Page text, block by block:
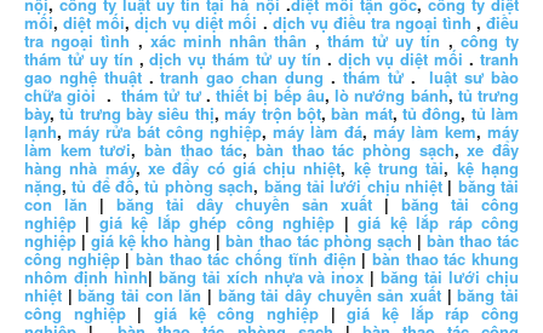
nội,công ty luật uy tín tại hà nội .diệt mối tận gốc, công ty diệt
mối,diệt mối,dịch vụ diệt mối . dịch vụ điều tra ngoại tình ,điều
tra ngoại tình , xác minh nhân thân , thám tử uy tín , công ty
thám tử uy tín ,dịch vụ thám tử uy tín . dịch vụ diệt mối .tranh
gao nghệ thuật.tranh gao chan dung . thám tử.luật sư bào
chữa giỏi .thám tử tư.thiết bị bếp âu,lò nướng bánh, tủ trưng
bày,tủ trưng bày siêu thị,máy trộn bột,bàn mát, tủ đông, tủ làm
lạnh, máy rửa bát công nghiệp, máy làm đá, máy làm kem, máy
làm kem tươi,bàn thao tác,bàn thao tác phòng sạch,xe đẩy
hàng nhà máy, xe đẩy có giá chịu nhiệt, kệ trung tải, kệ hạng
nặng,tủ để đồ,tủ phòng sạch, băng tải lưới chịu nhiệt| băng tải
con lăn | băng tải dây chuyền sản xuất | băng tải công
nghiệp | giá kệ lắp ghép công nghiệp |giá kệ lắp ráp công
nghiệp |giá kệ kho hàng |bàn thao tác phòng sạch | bàn thao tác
công nghiệp|bàn thao tác chống tĩnh điện | bàn thao tác khung
nhôm định hình| băng tải xích nhựa và inox |băng tải lưới chịu
nhiệt |băng tải con lăn | băng tải dây chuyền sản xuất |băng tải
công nghiệp|giá kệ công nghiệp |giá kệ lắp ráp công